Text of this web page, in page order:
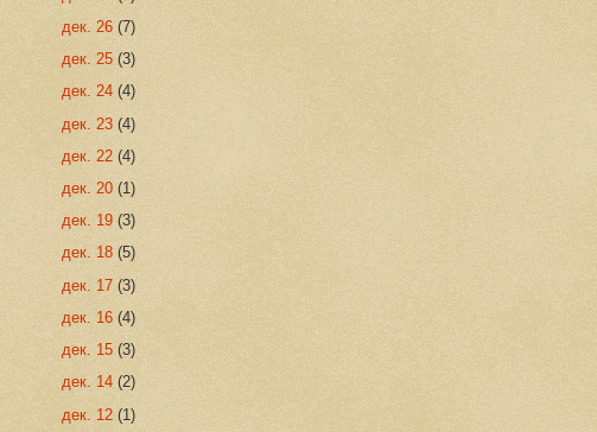
дек. 26 (7)
дек. 25 (3)
дек. 24 (4)
дек. 23 (4)
дек. 22 (4)
дек. 20 (1)
дек. 19 (3)
дек. 18 (5)
дек. 17 (3)
дек. 16 (4)
дек. 15 (3)
дек. 14 (2)
дек. 12 (1)